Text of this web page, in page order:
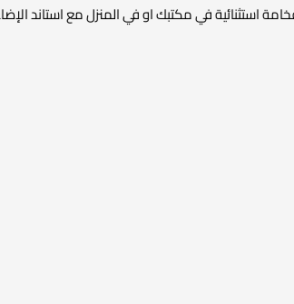
استثنائية في مكتبك او في المنزل مع استاند
المتقدمة. يقدم هذا الاستاند لمستك الشخصية في بيئة